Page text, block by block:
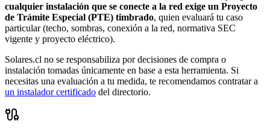
cualquier instalación que se conecte a la red exige un Proyecto
de Trámite Especial (PTE) timbrado, quien evaluará tu caso
particular (techo, sombras, conexión a la red, normativa SEC
vigente y proyecto eléctrico).
Solares.cl no se responsabiliza por decisiones de compra o
instalación tomadas únicamente en base a esta herramienta. Si
necesitas una evaluación a tu medida, te recomendamos contratar a
un instalador certificado del directorio.